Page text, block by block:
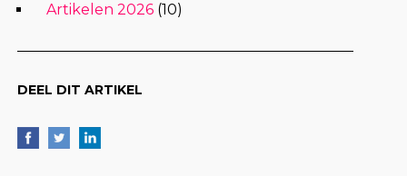
Artikelen 2026(10)
DEEL DIT ARTIKEL